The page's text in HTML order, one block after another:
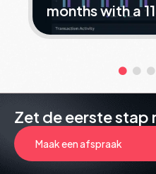
months with a
Zet de eerste stap
Maak een afspraak